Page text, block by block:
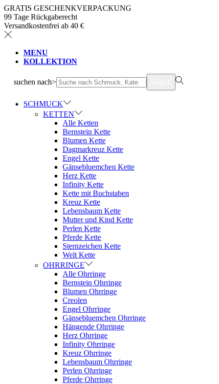
GRATIS GESCHENKVERPACKUNG
99 Tage Rückgaberecht
Versandkostenfrei ab 40 €
MENU
KOLLEKTION
suchen nach>
SCHMUCK
KETTEN
Alle Ketten
Bernstein Kette
Blumen Kette
Dagmarkreuz Kette
Engel Kette
Gänsebluemchen Kette
Herz Kette
Infinity Kette
Kette mit Buchstaben
Kreuz Kette
Lebensbaum Kette
Mutter und Kind Kette
Perlen Kette
Pferde Kette
Sternzeichen Kette
Welt Kette
OHRRINGE
Alle Ohrringe
Bernstein Ohrringe
Blumen Ohrringe
Creolen
Engel Ohrringe
Gänsebluemchen Ohrringe
Hängende Ohrringe
Herz Ohrringe
Infinity Ohrringe
Kreuz Ohrringe
Lebensbaum Ohrringe
Perlen Ohrringe
Pferde Ohrringe